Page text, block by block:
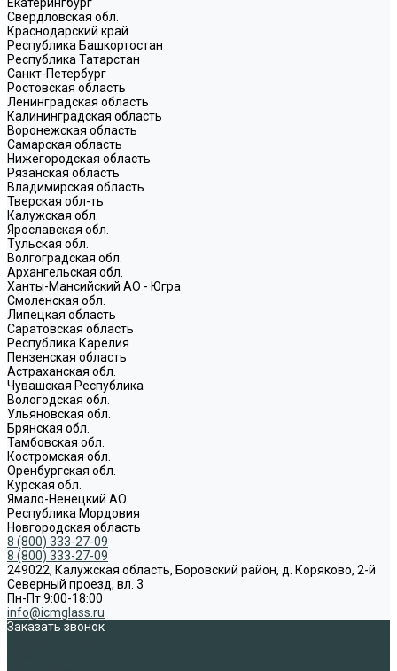
Свердловская обл.
Краснодарский край
Республика Башкортостан
Республика Татарстан
Санкт-Петербург
Ростовская область
Ленинградская область
Калининградская область
Воронежская область
Самарская область
Нижегородская область
Рязанская область
Владимирская область
Тверская обл-ть
Калужская обл.
Ярославская обл.
Тульская обл.
Волгоградская обл.
Архангельская обл.
Ханты-Мансийский АО - Югра
Смоленская обл.
Липецкая область
Саратовская область
Республика Карелия
Пензенская область
Астраханская обл.
Чувашская Республика
Вологодская обл.
Ульяновская обл.
Брянская обл.
Тамбовская обл.
Костромская обл.
Оренбургская обл.
Курская обл.
Ямало-Ненецкий АО
Республика Мордовия
Новгородская область
8 (800) 333-27-09
8 (800) 333-27-09
249022, Калужская область, Боровский район, д. Коряково, 2-й
Северный проезд, вл. 3
Пн-Пт 9:00-18:00
info@icmglass.ru
Заказать звонок